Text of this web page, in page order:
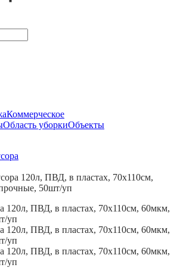
Коммерческое
Область уборкиОбъекты
120л, ПВД, в пластах, 70х110см,
50шт/уп